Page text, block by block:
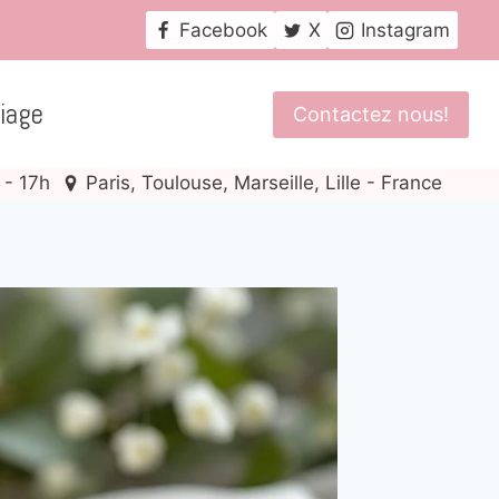
Facebook X Instagram
Contactez nous!
17h Paris, Toulouse, Marseille, Lille - France